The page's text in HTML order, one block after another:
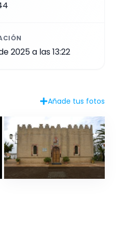
2025 a las 13:22
Añade tus fotos